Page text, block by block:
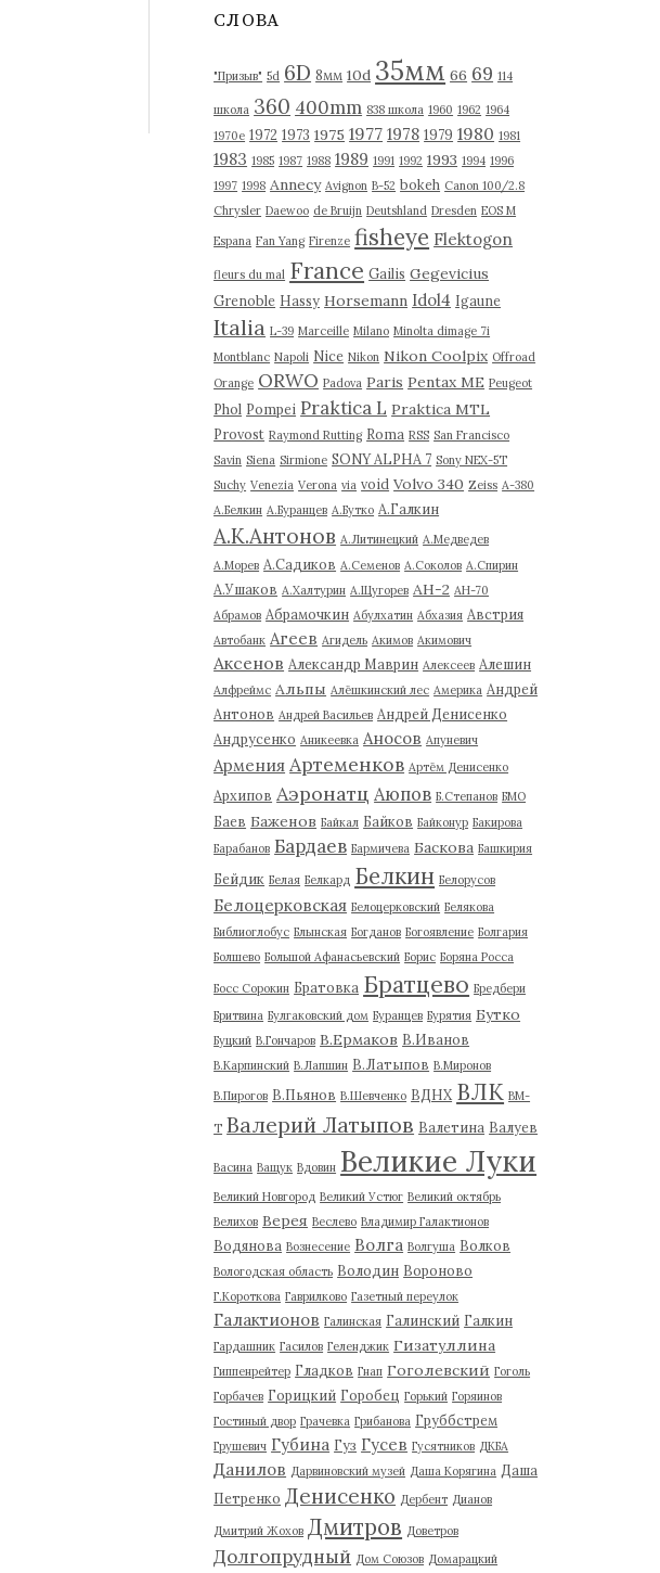
в
СЛОВА
"Призыв" 5d 6D 8мм 10d 35мм 66 69 114
школа 360 400mm 838 школа 1960 1962 1964
1970е 1972 1973 1975 1977 1978 1979 1980 1981
1983 1985 1987 1988 1989 1991 1992 1993 1994 1996
1997 1998 Annecy Avignon B-52 bokeh Canon 100/2.8
Chrysler Daewoo de Bruijn Deutshland Dresden EOS M
Espana Fan Yang Firenze fisheye Flektogon
fleurs du mal France Gailis Gegevicius
Grenoble Hassy Horsemann Idol4 Igaune
Italia L-39 Marceille Milano Minolta dimage 7i
Montblanc Napoli Nice Nikon Nikon Coolpix Offroad
Orange ORWO Padova Paris Pentax ME Peugeot
Phol Pompei Praktica L Praktica MTL
Provost Raymond Rutting Roma RSS San Francisco
Savin Siena Sirmione SONY ALPHA 7 Sony NEX-5T
Suchy Venezia Verona via void Volvo 340 Zeiss А-380
А.Белкин А.Буранцев А.Бутко А.Галкин
А.К.Антонов А.Литинецкий А.Медведев
А.Морев А.Садиков А.Семенов А.Соколов А.Спирин
А.Ушаков А.Халтурин А.Щугорев АН-2 АН-70
Абрамов Абрамочкин Абулхатин Абхазия Австрия
Автобанк Агеев Агидель Акимов Акимович
Аксенов Александр Маврин Алексеев Алешин
Алфреймс Альпы Алёшкинский лес Америка Андрей
Антонов Андрей Васильев Андрей Денисенко
Андрусенко Аникеевка Аносов Апуневич
Армения Артеменков Артём Денисенко
Архипов Аэронатц Аюпов Б.Степанов БМО
Баев Баженов Байкал Байков Байконур Бакирова
Барабанов Бардаев Бармичева Баскова Башкирия
Бейдик Белая Белкард Белкин Белорусов
Белоцерковская Белоцерковский Белякова
Библиоглобус Блынская Богданов Богоявление Болгария
Болшево Большой Афанасьевский Борис Боряна Росса
Босс Сорокин Братовка Братцево Бредбери
Бритвина Булгаковский дом Буранцев Бурятия Бутко
Буцкий В.Гончаров В.Ермаков В.Иванов
В.Карпинский В.Лапшин В.Латыпов В.Миронов
В.Пирогов В.Пьянов В.Шевченко ВДНХ ВЛК ВМ-
Т Валерий Латыпов Валетина Валуев
Васина Ващук Вдовин Великие Луки
Великий Новгород Великий Устюг Великий октябрь
Велихов Верея Веслево Владимир Галактионов
Водянова Вознесение Волга Волгуша Волков
Вологодская область Володин Вороново
Г.Короткова Гаврилково Газетный переулок
Галактионов Галинская Галинский Галкин
Гардашник Гасилов Геленджик Гизатуллина
Гиппенрейтер Гладков Гнап Гоголевский Гоголь
Горбачев Горицкий Горобец Горький Горяинов
Гостиный двор Грачевка Грибанова Груббстрем
Грушевич Губина Гуз Гусев Гусятников ДКБА
Данилов Дарвиновский музей Даша Корягина Даша
Петренко Денисенко Дербент Дианов
Дмитрий Жохов Дмитров Доветров
Долгопрудный Дом Союзов Домарацкий